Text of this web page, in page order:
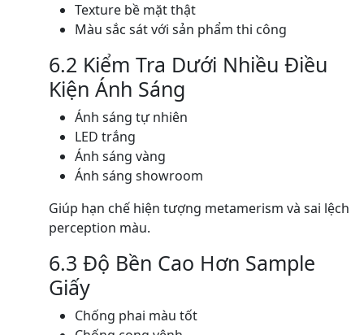
Texture bề mặt thật
Màu sắc sát với sản phẩm thi công
6.2 Kiểm Tra Dưới Nhiều Điều
Kiện Ánh Sáng
Ánh sáng tự nhiên
LED trắng
Ánh sáng vàng
Ánh sáng showroom
Giúp hạn chế hiện tượng metamerism và sai lệch
perception màu.
6.3 Độ Bền Cao Hơn Sample
Giấy
Chống phai màu tốt